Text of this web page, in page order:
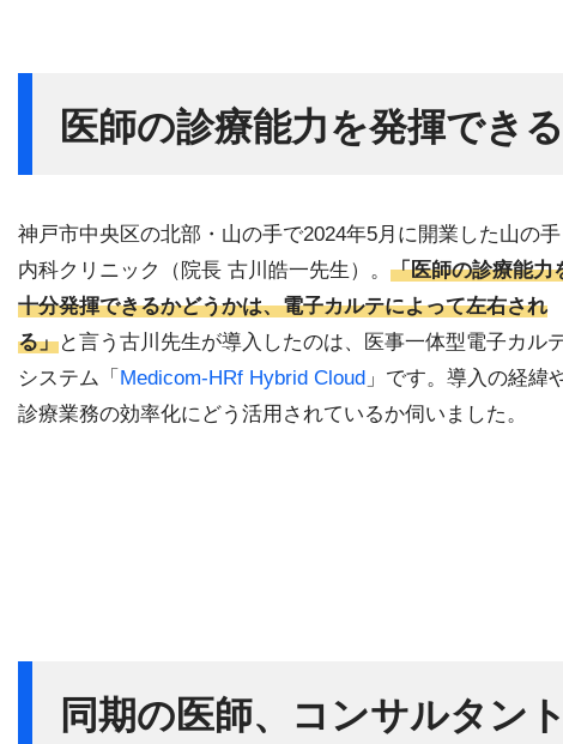
医師の診療能力を発揮でき
神戸市中央区の北部・山の手で2024年5月に開業した山の手
内科クリニック（院長 古川皓一先生）。 「医師の診療能力
十分発揮できるかどうかは、電子カルテによって左右され
る」と言う古川先生が導入したのは、医事一体型電子カル
システム「 Medicom-HRf Hybrid Cloud 」です。導入の経緯
診療業務の効率化にどう活用されているか伺いました。
同期の医師、コンサルタン